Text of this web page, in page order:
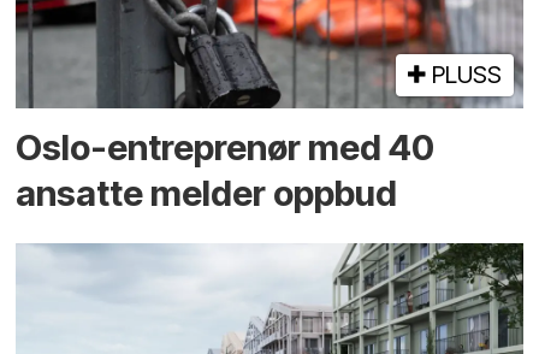
PLUSS
Oslo-entreprenør med 40
ansatte melder oppbud